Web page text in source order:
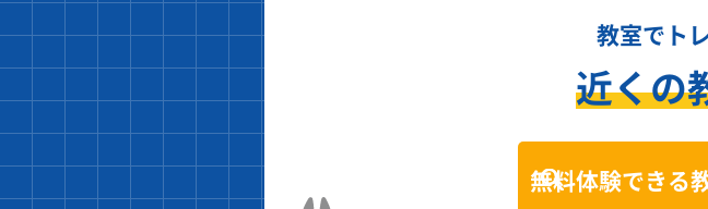
教室でト
近くの
無料体験できる